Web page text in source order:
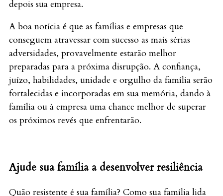
depois sua empresa.
A boa notícia é que as famílias e empresas que
conseguem atravessar com sucesso as mais sérias
adversidades, provavelmente estarão melhor
preparadas para a próxima disrupção. A confiança,
juízo, habilidades, unidade e orgulho da família serão
fortalecidas e incorporadas em sua memória, dando à
família ou à empresa uma chance melhor de superar
os próximos revés que enfrentarão.
Ajude sua família a desenvolver resiliência
Quão resistente é sua família? Como sua família lida